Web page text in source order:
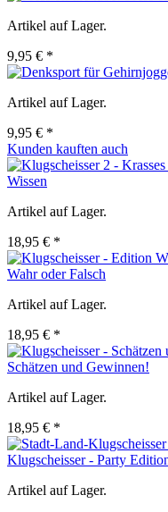
Artikel auf Lager.
9,95 € *
Artikel auf Lager.
9,95 € *
Kunden kauften auch
Wissen
Artikel auf Lager.
18,95 € *
Wahr oder Falsch
Artikel auf Lager.
18,95 € *
Schätzen und Gewinnen!
Artikel auf Lager.
18,95 € *
Klugscheisser - Party
Artikel auf Lager.